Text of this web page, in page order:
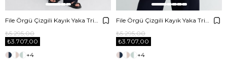
File Örgü Çizgili Kayık Yaka Triko
₺3.707,00
₺5.295,00
+4
File Örgü Çizgili Kayık Yaka Triko
₺3.707,00
₺5.295,00
+4